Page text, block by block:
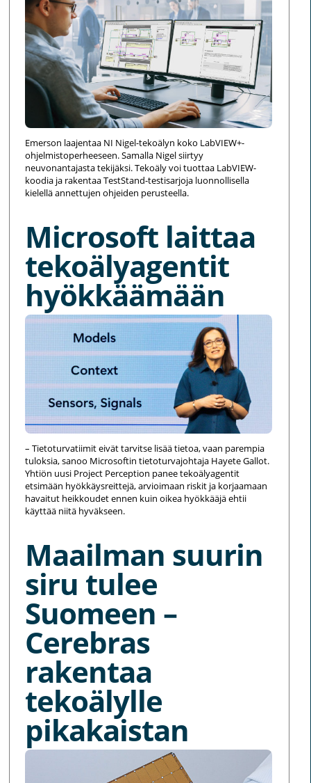
Emerson laajentaa NI Nigel-tekoälyn koko LabVIEW+-
ohjelmistoperheeseen. Samalla Nigel siirtyy
neuvonantajasta tekijäksi. Tekoäly voi tuottaa LabVIEW-
koodia ja rakentaa TestStand-testisarjoja luonnollisella
kielellä annettujen ohjeiden perusteella.
Microsoft laittaa
tekoälyagentit
hyökkäämään
– Tietoturvatiimit eivät tarvitse lisää tietoa, vaan parempia
tuloksia, sanoo Microsoftin tietoturvajohtaja Hayete Gallot.
Yhtiön uusi Project Perception panee tekoälyagentit
etsimään hyökkäysreittejä, arvioimaan riskit ja korjaamaan
havaitut heikkoudet ennen kuin oikea hyökkääjä ehtii
käyttää niitä hyväkseen.
Maailman suurin
siru tulee
Suomeen –
Cerebras
rakentaa
tekoälylle
pikakaistan